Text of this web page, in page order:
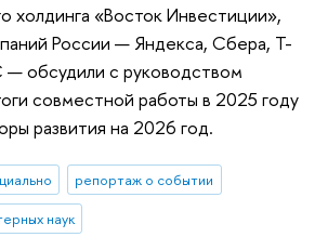
холдинга «Восток Инвестиции»,
России — Яндекса, Сбера, Т-
обсудили с руководством
совместной работы в 2025 году
развития на 2026 год.
репортаж о событии
наук